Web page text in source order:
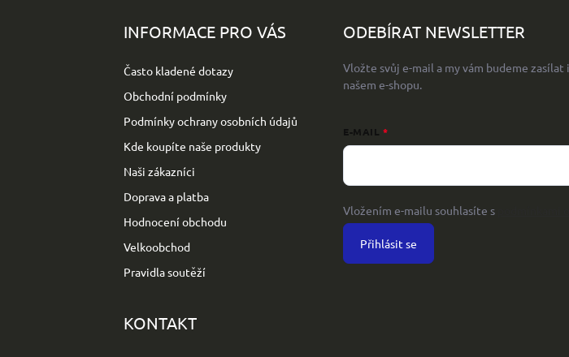
INFORMACE PRO VÁS
Často kladené dotazy
Obchodní podmínky
Podmínky ochrany osobních údajů
Kde koupíte naše produkty
Naši zákazníci
Doprava a platba
Hodnocení obchodu
Velkoobchod
Pravidla soutěží
ODEBÍRAT NEWSLETTER
Vložte svůj e-mail a my vám budeme
našem e-shopu.
E-MAIL
Vložením e-mailu souhlasíte s
Přihlásit se
KONTAKT